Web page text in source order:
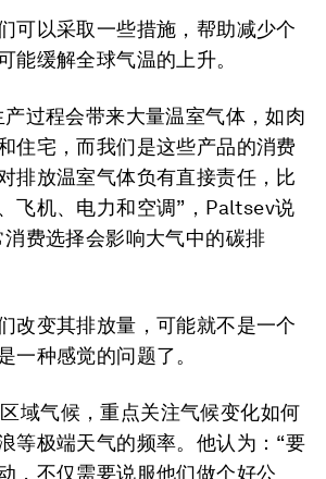
可以采取一些措施，帮助减少个
能缓解全球气温的上升。
产过程会带来大量温室气体，如肉
住宅，而我们是这些产品的消费
排放温室气体负有直接责任，比
飞机、电力和空调”，Paltsev说
费选择会影响大气中的碳排
改变其排放量，可能就不是一个
一种感觉的问题了。
域气候，重点关注气候变化如何
等极端天气的频率。他认为：“要
，不仅需要说服他们做个好公